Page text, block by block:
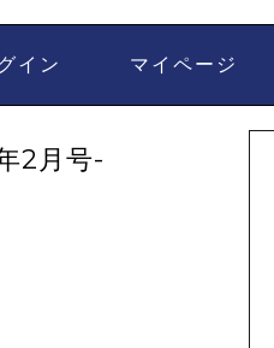
イン マイページ
2月号-